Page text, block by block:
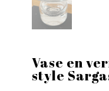
Vase en
style